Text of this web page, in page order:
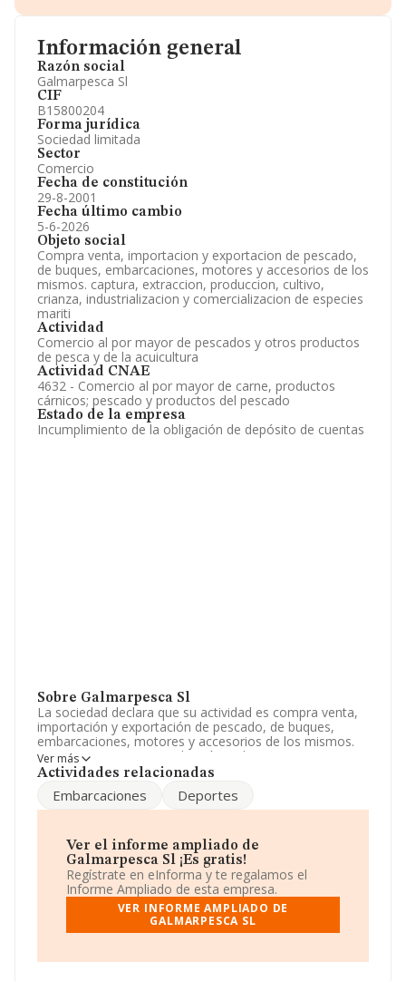
Información general
Razón social
Galmarpesca Sl
CIF
B15800204
Forma jurídica
Sociedad limitada
Sector
Comercio
Fecha de constitución
29-8-2001
Fecha último cambio
5-6-2026
Objeto social
Compra venta, importacion y exportacion de pescado,
de buques, embarcaciones, motores y accesorios de los
mismos. captura, extraccion, produccion, cultivo,
crianza, industrializacion y comercializacion de especies
mariti
Actividad
Comercio al por mayor de pescados y otros productos
de pesca y de la acuicultura
Actividad CNAE
4632 - Comercio al por mayor de carne, productos
cárnicos; pescado y productos del pescado
Estado de la empresa
Incumplimiento de la obligación de depósito de cuentas
Sobre Galmarpesca Sl
La sociedad declara que su actividad es compra venta,
importación y exportación de pescado, de buques,
embarcaciones, motores y accesorios de los mismos.
captura, extraccion, producción, cultivo, crianza,
industrializacion y comercialización de especies mariti.
Clasifica su actividad CNAE como 'Comercio al por
mayor de carne y productos cárnicos', código 4632. La
La plantilla se ha reducido un 20% y atendiendo a los
datos disponibles en INFORMA, el número de
empleados de la compañía ha estado por debajo de la
media de sector.
La empresa españolaGalmarpesca S.L, con NIF
núm. 32 28, (15960), Ribeira, en A Coruña, Galicia.
Ver más
Actividades relacionadas
Embarcaciones Deportes
Ver el informe ampliado de
Galmarpesca Sl ¡Es gratis!
Regístrate en eInforma y te regalamos el
Informe Ampliado de esta empresa.
VER INFORME AMPLIADO DE
GALMARPESCA SL
Información oficial y registral complementaria.